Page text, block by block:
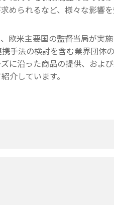
められるなど、様々な影響を
欧米主要国の監督当局が実
手法の検討を含む業界団体
に沿った商品の提供、およ
介しています。